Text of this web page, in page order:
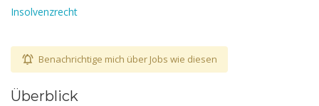
Insolvenzrecht
Benachrichtige mich über Jobs wie diesen
Überblick